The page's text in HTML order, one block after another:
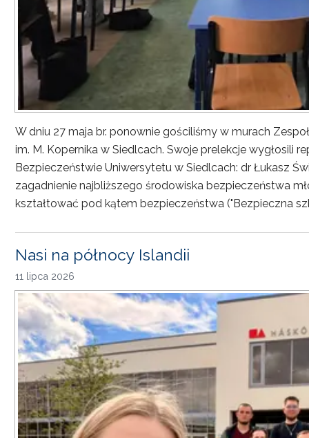
W dniu 27 maja br. ponownie gościliśmy w murach
im. M. Kopernika w Siedlcach. Swoje prelekcje wygłosili
Bezpieczeństwie Uniwersytetu w Siedlcach: dr Łukasz
zagadnienie najbliższego środowiska bezpieczeństwa
kształtować pod kątem bezpieczeństwa ("Bezpieczna
Nasi na północy Islandii
11 lipca 2026